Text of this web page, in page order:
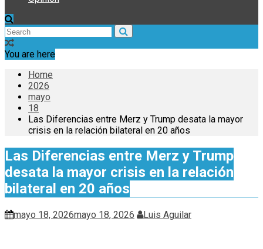
You are here
Home
2026
mayo
18
Las Diferencias entre Merz y Trump desata la mayor
crisis en la relación bilateral en 20 años
Las Diferencias entre Merz y Trump
desata la mayor crisis en la relación
bilateral en 20 años
mayo 18, 2026mayo 18, 2026 Luis Aguilar